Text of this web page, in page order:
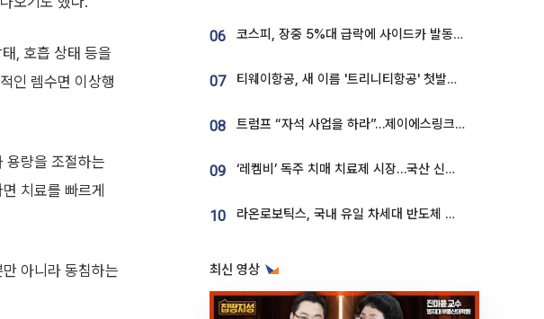
, 호흡 상태 등을
인 렘수면 이상행
용량을 조절하는
치료를 빠르게
아니라 동침하는
06 코스피, 장중 5%대 급락에 사이드카 발동…삼성·SK 동반 폭락
07 티웨이항공, 새 이름 '트리니티항공' 첫발…SSC 전략 본격화
08 트럼프 “자석 사업을 하라”…제이에스링크, 비중국 영구자석 공급망 구축 속도
09 ‘레켐비’ 독주 치매 치료제 시장…국산 신약 등장하나
10 라온로보틱스, 국내 유일 차세대 반도체 공정 로봇 개발 ‘고객사 테스트 진행’
최신 영상